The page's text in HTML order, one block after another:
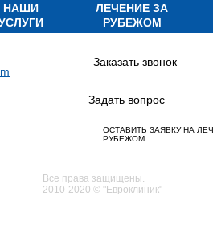
НАШИ
ЛЕЧЕНИЕ ЗА
РУБЕЖОМ
Заказать звонок
Задать вопрос
ОСТАВИТЬ ЗАЯВКУ НА
РУБЕЖОМ
Все права защищены.
2010-2020 © "Евроклиник"